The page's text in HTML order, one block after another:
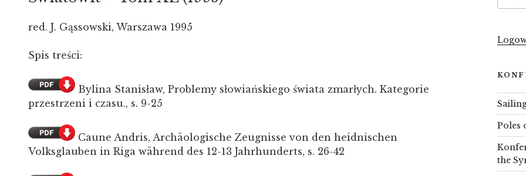
red. J. Gąssowski, Warszawa 1995
Spis treści:
Bylina Stanisław, Problemy słowiańskiego świata zmarłych. Kategorie
przestrzeni i czasu., s. 9-25
Caune Andris, Archäologische Zeugnisse von den heidnischen
Volksglauben in Riga während des 12-13 Jahrhunderts, s. 26-42
Poles
the